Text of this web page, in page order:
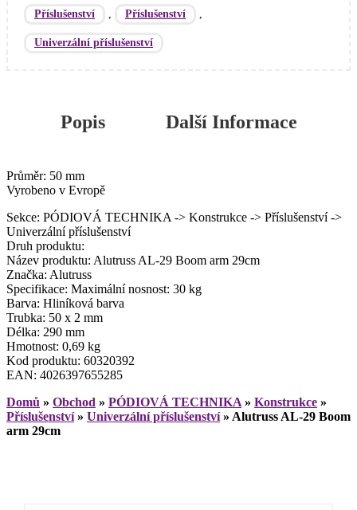
Příslušenství Příslušenství
Univerzální příslušenství
Popis Další Informace
Průměr: 50 mm
Vyrobeno v Evropě
Sekce: PÓDIOVÁ TECHNIKA -> Konstrukce -> Příslušenství ->
Univerzální příslušenství
Druh produktu:
Název produktu: Alutruss AL-29 Boom arm 29cm
Značka: Alutruss
Specifikace: Maximální nosnost: 30 kg
Barva: Hliníková barva
Trubka: 50 x 2 mm
Délka: 290 mm
Hmotnost: 0,69 kg
Kod produktu: 60320392
EAN: 4026397655285
Domů » Obchod » PÓDIOVÁ TECHNIKA » Konstrukce »
Příslušenství» Univerzální příslušenství» Alutruss AL-29 Boom
arm 29cm